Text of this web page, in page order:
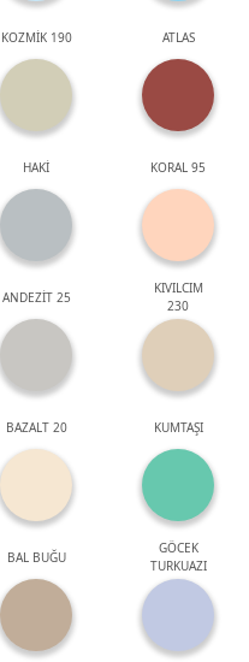
KOZMİK 190 ATLAS
HAKİ KORAL 95
ANDEZİT 25
KIVILCIM
230
BAZALT 20 KUMTAŞI
BAL BUĞU
GÖCEK
TURKUAZI